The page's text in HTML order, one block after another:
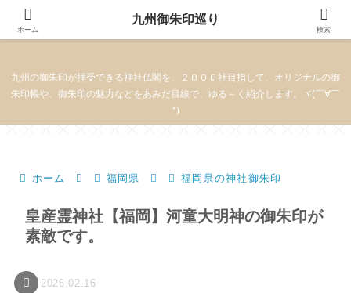
九州御朱印巡り
九州の御朱印が拝受できる神社仏閣を、２０００社目指して、オリジナルの御
朱印帳や、御朱印の魅力などをあみだ目線で、ゆる～く紹介します。ヾ(￣∀￣
*)
ホーム 福岡県 福岡県の神社御朱印
皇産霊神社【福岡】河童大明神の御朱印が
素敵です。
2026.02.16
ホーム
九州御朱印巡り
検索